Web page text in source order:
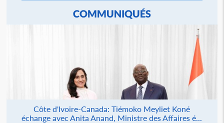
COMMUNIQUÉS
Côte d'Ivoire-Canada: Tiémoko Meyliet Koné
échange avec Anita Anand, Ministre des Affaires é...